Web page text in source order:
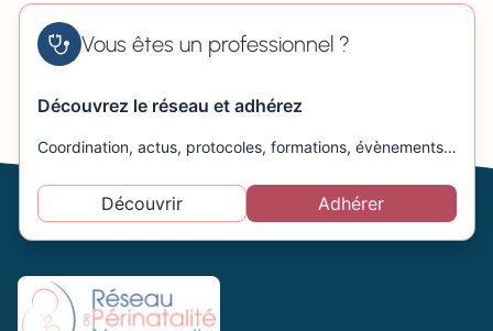
Vous êtes un professionnel ?
Découvrez le réseau et adhérez
Coordination, actus, protocoles, formations, évènements…
Découvrir Adhérer